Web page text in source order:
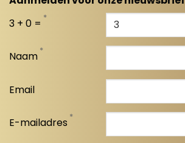
3 + 0 = *
Naam *
Email
E-mailadres *